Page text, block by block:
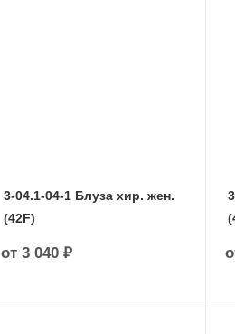
3-04.1-04-1 Блуза хир. жен.
(42F)
от 3 040 ₽